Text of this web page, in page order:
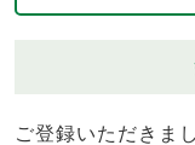
ご登録いただきま